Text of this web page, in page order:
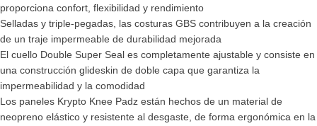
proporciona confort, flexibilidad y rendimiento
Selladas y triple-pegadas, las costuras GBS contribuyen a la creación
de un traje impermeable de durabilidad mejorada
El cuello Double Super Seal es completamente ajustable y consiste en
una construcción glideskin de doble capa que garantiza la
impermeabilidad y la comodidad
Los paneles Krypto Knee Padz están hechos de un material de
neopreno elástico y resistente al desgaste, de forma ergonómica en la